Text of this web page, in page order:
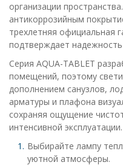
организации
антикоррозийным
трехлетняя официальная
подтверждает надежность
Серия AQUA-TABLET
помещений, поэтому
дополнением санузлов,
арматуры и плафона
сохраняя ощущение
интенсивной эксплуатации.
Выбирайте лампу
уютной атмосферы.